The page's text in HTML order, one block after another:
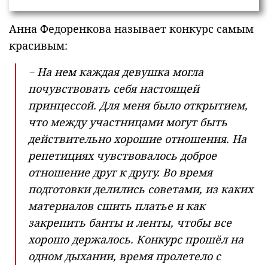
Анна Федоренкова называет конкурс самым
красивым:
− На нем каждая девушка могла
почувствовать себя настоящей
принцессой. Для меня было открытием,
что между участницами могут быть
действительно хорошие отношения. На
репетициях чувствовалось доброе
отношение друг к другу. Во время
подготовки делились советами, из каких
материалов сшить платье и как
закрепить банты и ленты, чтобы все
хорошо держалось. Конкурс прошёл на
одном дыхании, время пролетело с